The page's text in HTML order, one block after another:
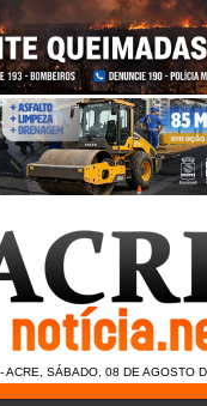
ACRE, SÁBADO, 08 DE AGOSTO